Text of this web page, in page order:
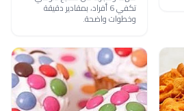
تكفي 6 أفراد، بمقادير دقيقة
وخطوات واضحة.